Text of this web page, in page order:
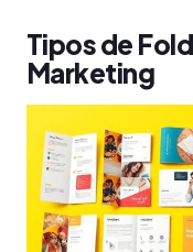
Tipos de
Marketing